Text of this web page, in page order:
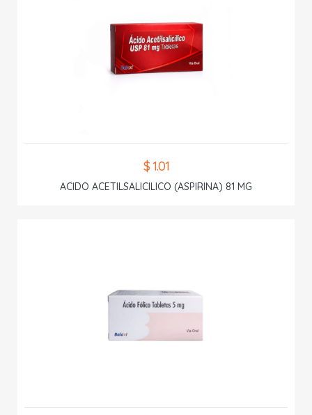
$ 1.01
ACIDO ACETILSALICILICO (ASPIRINA) 81 MG